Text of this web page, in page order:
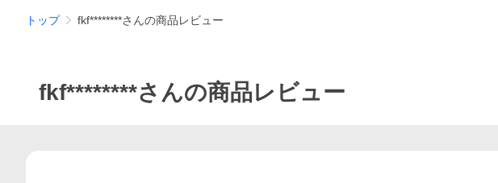
トップ fkf********さんの商品レビュー
fkf********さんの商品レビュー